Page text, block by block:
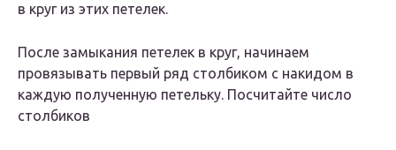
в круг из этих петелек.
После замыкания петелек в круг, начинаем
провязывать первый ряд столбиком с накидом в
каждую полученную петельку. Посчитайте число
столбиков